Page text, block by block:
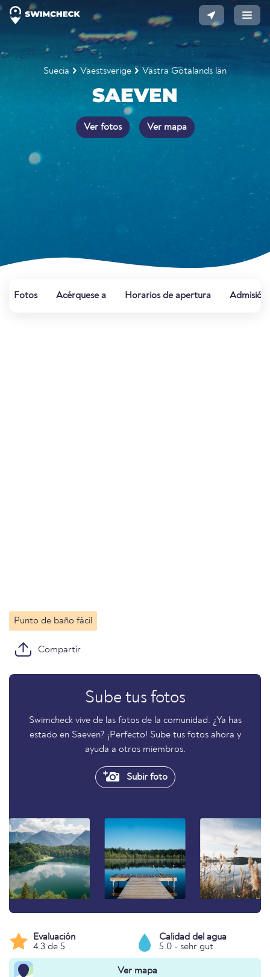
Suecia Vaestsverige Västra Götalands län
SAEVEN
Ver fotos Ver mapa
Fotos Acérquese a Horarios de apertura Admisión
Punto de baño fácil
Compartir
Sube tus fotos
Swimcheck vive de las fotos de la comunidad. ¿Ya has
estado en Saeven? ¡Perfecto! Sube tus fotos ahora y
ayuda a otros miembros.
Subir foto
Evaluación
4.3 de 5
Calidad del agua
5.0 - sehr gut
Ver mapa